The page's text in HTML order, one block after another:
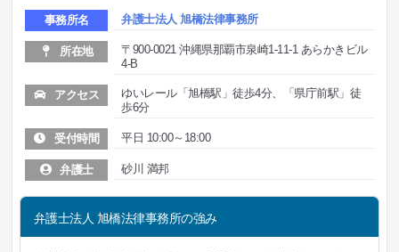
事務所名 弁護士法人 旭橋法律事務所
所在地
〒900-0021 沖縄県那覇市泉崎1-11-1 あらかきビル
4-B
アクセス
ゆいレール「旭橋駅」徒歩4分、「県庁前駅」徒
歩6分
受付時間 平日 10:00～18:00
弁護士 砂川 満邦
弁護士法人 旭橋法律事務所の強み